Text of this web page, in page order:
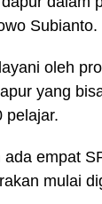
Subianto.
oleh
yang
pelajar.
empat
mulai